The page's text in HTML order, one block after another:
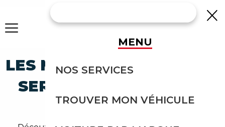
LES MEILLEURES BMW X3
SERIE-X À MOINS DE 15
000 €
MENU
NOS SERVICES
TROUVER MON VÉHICULE